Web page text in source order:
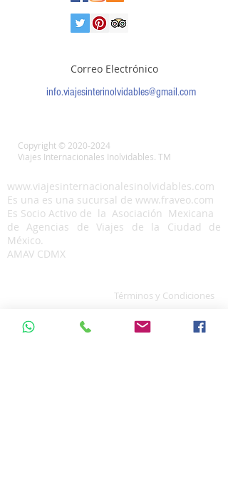
Correo Electrónico
info.viajesinterinolvidables@gmail.com
Copyright © 2020-2024
Viajes Internacionales Inolvidables. TM
www.viajesinternacionalesinolvidables.com
Es una es una sucursal de www.fraveo.com
Es Socio Activo de la Asociación Mexicana
de Agencias de Viajes de la Ciudad de
México.
AMAV CDMX
Términos y Condiciones
Aviso de Privacidad